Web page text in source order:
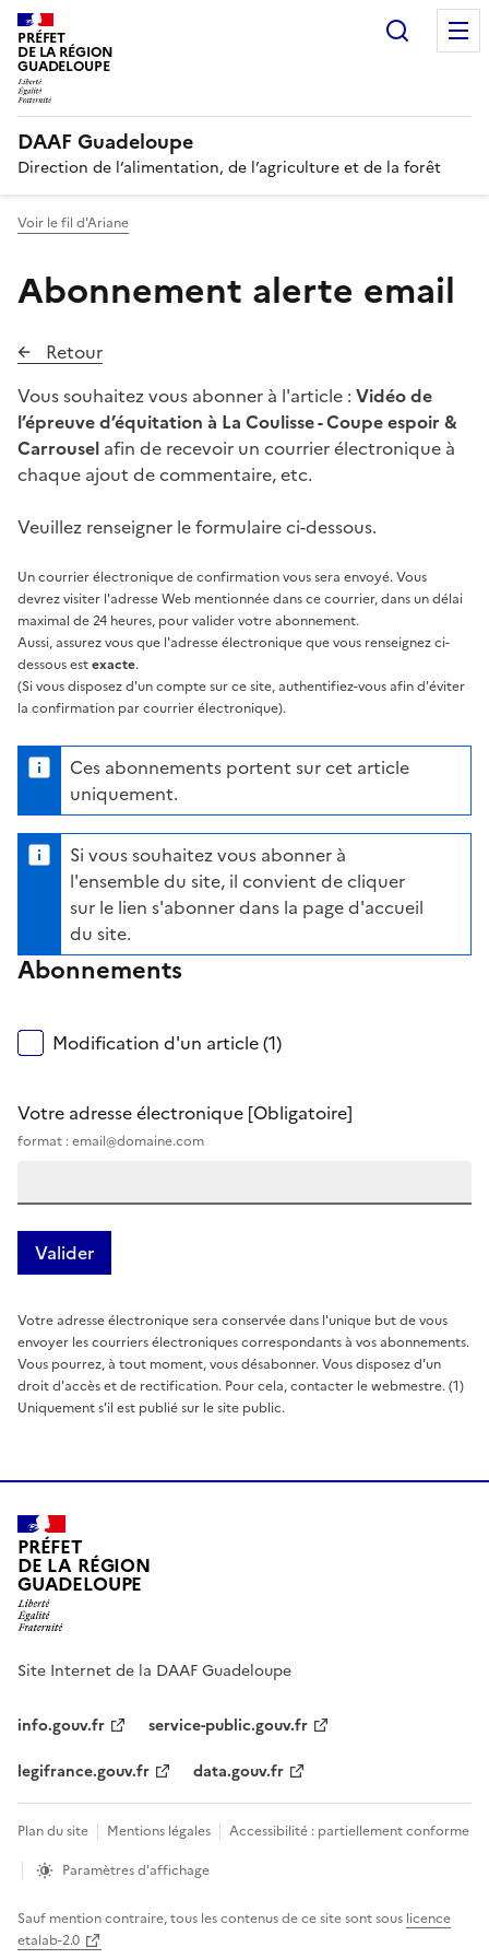
PRÉFET
DE LA RÉGION
GUADELOUPE
DAAF Guadeloupe
Direction de l’alimentation, de l’agriculture et de la forêt
Voir le fil d'Ariane
Abonnement alerte email
Retour
Vous souhaitez vous abonner à l'article : Vidéo de
l’épreuve d’équitation à La Coulisse - Coupe espoir &
Carrousel afin de recevoir un courrier électronique à
chaque ajout de commentaire, etc.
Veuillez renseigner le formulaire ci-dessous.
Un courrier électronique de confirmation vous sera envoyé. Vous
devrez visiter l'adresse Web mentionnée dans ce courrier, dans un délai
maximal de 24 heures, pour valider votre abonnement.
Aussi, assurez vous que l'adresse électronique que vous renseignez ci-
dessous estexacte.
(Si vous disposez d'un compte sur ce site, authentifiez-vous afin d'éviter
la confirmation par courrier électronique).
Ces abonnements portent sur cet article
uniquement.
Si vous souhaitez vous abonner à
l'ensemble du site, il convient de cliquer
sur le lien s'abonner dans la page d'accueil
du site.
Abonnements
Modification d'un article (1)
Votre adresse électronique [Obligatoire]
format : email@domaine.com
Votre adresse électronique sera conservée dans l'unique but de vous
envoyer les courriers électroniques correspondants à vos abonnements.
Vous pourrez, à tout moment, vous désabonner. Vous disposez d'un
droit d'accès et de rectification. Pour cela, contacter le webmestre. (1)
Uniquement s'il est publié sur le site public.
PRÉFET
DE LA RÉGION
GUADELOUPE
Site Internet de la DAAF Guadeloupe
info.gouv.fr
service-public.gouv.fr
legifrance.gouv.fr
data.gouv.fr
Plan du site Mentions légales
Accessibilité : partiellement conforme
Paramètres d'affichage
Sauf mention contraire, tous les contenus de ce site sont sous licence
etalab-2.0